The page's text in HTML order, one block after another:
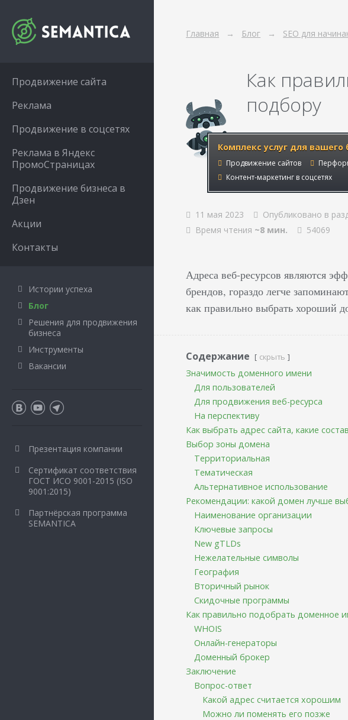
Главная Блог SEO для
Как
подбору
Комплекс услуг для вашего
Продвижение сайтов
Контент-маркетинг в соцсетях
11 мая 2023 Опубликовано в
Время чтения ~8 мин. 54069
Адреса веб-ресурсов являются
брендов, гораздо легче
как правильно выбрать хороший
Содержание скрыть
Значимость доменного имени
Для пользователей
Для продвижения веб-ресурса
На перспективу
Как выбрать адрес сайта, какие
Выбор зоны домена
Территориальная
Тематическая
Альтернативное использование
Рекомендации: какой домен лучше
Наименование организации
Ключевые запросы
New gTLDs
Нежелательные символы
География
Вторичный рынок
Скидочные программы
Как правильно подобрать доменное
WHOIS
Онлайн-генераторы
Доменный брокер
Заключение
Вопрос-ответ
Какой адрес считается хорошим
Можно ли поменять его позже
Продвижение сайта
Реклама
Продвижение в соцсетях
Реклама в Яндекс
ПромоСтраницах
Продвижение бизнеса в
Дзен
Акции
Контакты
Истории успеха
Блог
Решения для продвижения
бизнеса
Инструменты
Вакансии
Презентация компании
Сертификат соответствия
ГОСТ ИСО 9001-2015 (ISO
9001:2015)
Партнёрская программа
SEMANTICA